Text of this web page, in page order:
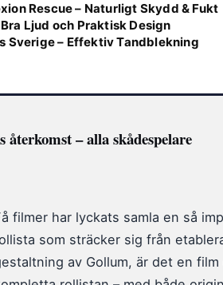
Rescue – Naturligt Skydd & Fukt
Ljud och Praktisk Design
Sverige – Effektiv Tandblekning
återkomst – alla skådespelare
filmer har lyckats samla en så
som sträcker sig från
av Gollum, är det en